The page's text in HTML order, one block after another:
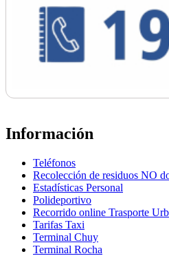
Información
Teléfonos
Recolección de residuos NO
Estadísticas Personal
Polideportivo
Recorrido online Trasporte
Tarifas Taxi
Terminal Chuy
Terminal Rocha